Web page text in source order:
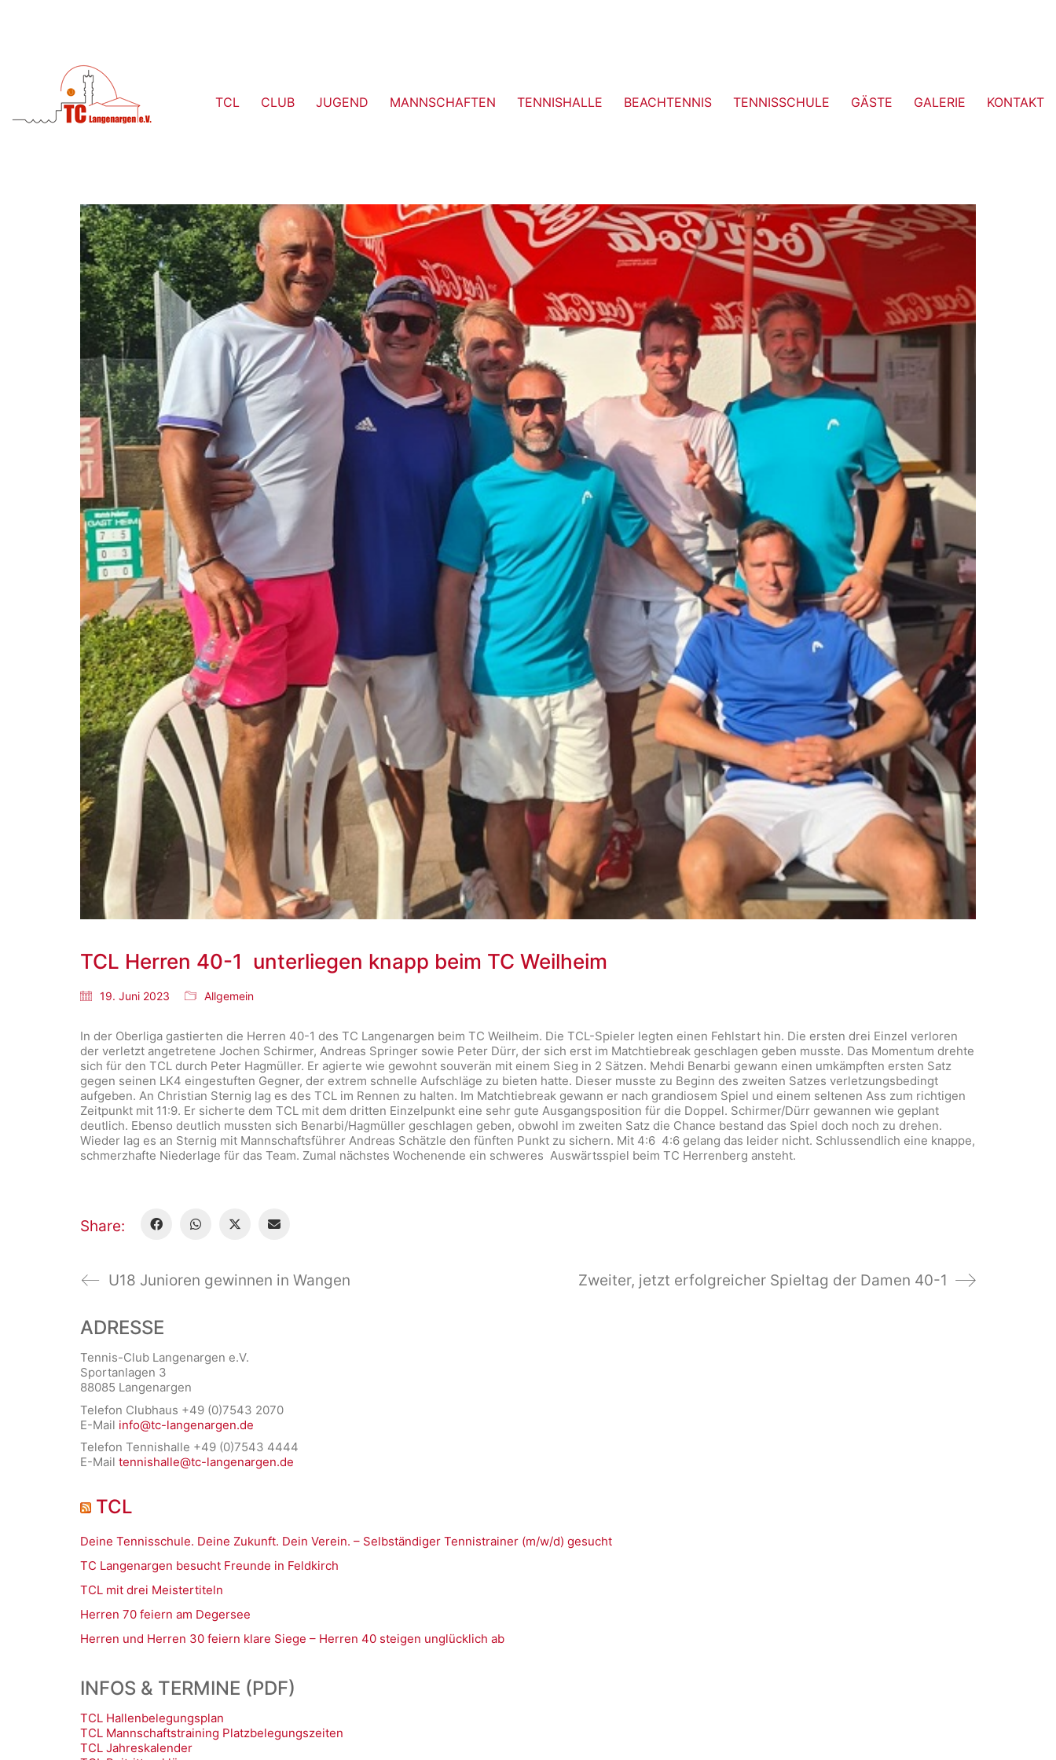
TCL CLUB JUGEND MANNSCHAFTEN TENNISHALLE BEACHTENNIS TENNISSCHULE GÄSTE GALERIE KONTAKT
TCL Herren 40-1 unterliegen knapp beim TC Weilheim
19. Juni 2023 Allgemein
In der Oberliga gastierten die Herren 40-1 des TC Langenargen beim TC Weilheim. Die TCL-Spieler legten einen Fehlstart hin. Die ersten drei Einzel verloren
der verletzt angetretene Jochen Schirmer, Andreas Springer sowie Peter Dürr, der sich erst im Matchtiebreak geschlagen geben musste. Das Momentum drehte
sich für den TCL durch Peter Hagmüller. Er agierte wie gewohnt souverän mit einem Sieg in 2 Sätzen. Mehdi Benarbi gewann einen umkämpften ersten Satz
gegen seinen LK4 eingestuften Gegner, der extrem schnelle Aufschläge zu bieten hatte. Dieser musste zu Beginn des zweiten Satzes verletzungsbedingt
aufgeben. An Christian Sternig lag es des TCL im Rennen zu halten. Im Matchtiebreak gewann er nach grandiosem Spiel und einem seltenen Ass zum richtigen
Zeitpunkt mit 11:9. Er sicherte dem TCL mit dem dritten Einzelpunkt eine sehr gute Ausgangsposition für die Doppel. Schirmer/Dürr gewannen wie geplant
deutlich. Ebenso deutlich mussten sich Benarbi/Hagmüller geschlagen geben, obwohl im zweiten Satz die Chance bestand das Spiel doch noch zu drehen.
Wieder lag es an Sternig mit Mannschaftsführer Andreas Schätzle den fünften Punkt zu sichern. Mit 4:6 4:6 gelang das leider nicht. Schlussendlich eine knappe,
schmerzhafte Niederlage für das Team. Zumal nächstes Wochenende ein schweres Auswärtsspiel beim TC Herrenberg ansteht.
Share:
U18 Junioren gewinnen in Wangen Zweiter, jetzt erfolgreicher Spieltag der Damen 40-1
ADRESSE
Tennis-Club Langenargen e.V.
Sportanlagen 3
88085 Langenargen
Telefon Clubhaus +49 (0)7543 2070
E-Mail info@tc-langenargen.de
Telefon Tennishalle +49 (0)7543 4444
E-Mail tennishalle@tc-langenargen.de
TCL
Deine Tennisschule. Deine Zukunft. Dein Verein. – Selbständiger Tennistrainer (m/w/d) gesucht
TC Langenargen besucht Freunde in Feldkirch
TCL mit drei Meistertiteln
Herren 70 feiern am Degersee
Herren und Herren 30 feiern klare Siege – Herren 40 steigen unglücklich ab
INFOS & TERMINE (PDF)
TCL Hallenbelegungsplan
TCL Mannschaftstraining Platzbelegungszeiten
TCL Jahreskalender